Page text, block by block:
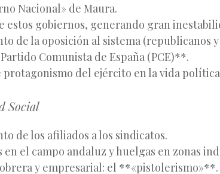
Nacional» de Maura.
estos gobiernos, generando gran
de la oposición al sistema (republicanos y
Comunista de España (PCE)**.
protagonismo del ejército en la vida
Social
de los afiliados a los sindicatos.
en el campo andaluz y huelgas en zonas
y empresarial: el **«pistolerismo»**.